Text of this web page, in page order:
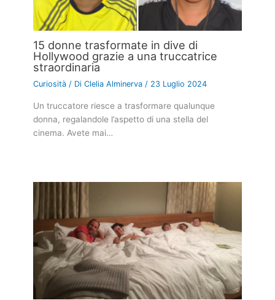
15 donne trasformate in dive di
Hollywood grazie a una truccatrice
straordinaria
Curiosità / DiClelia Alminerva/ 23 Luglio 2024
Un truccatore riesce a trasformare qualunque
donna, regalandole l’aspetto di una stella del
cinema. Avete mai…